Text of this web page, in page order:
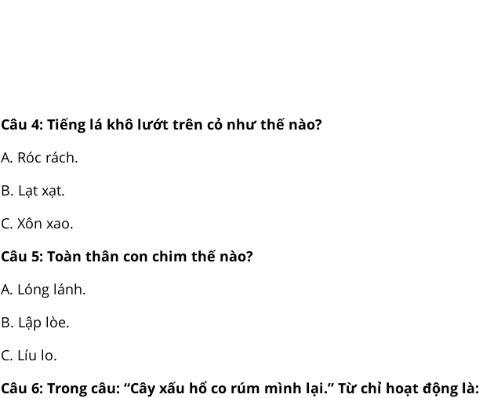
Câu 4: Tiếng lá khô lướt trên cỏ như thế nào?
A. Róc rách.
B. Lạt xạt.
C. Xôn xao.
Câu 5: Toàn thân con chim thế nào?
A. Lóng lánh.
B. Lập lòe.
C. Líu lo.
Câu 6: Trong câu: “Cây xấu hổ co rúm mình lại.” Từ chỉ hoạt động là: